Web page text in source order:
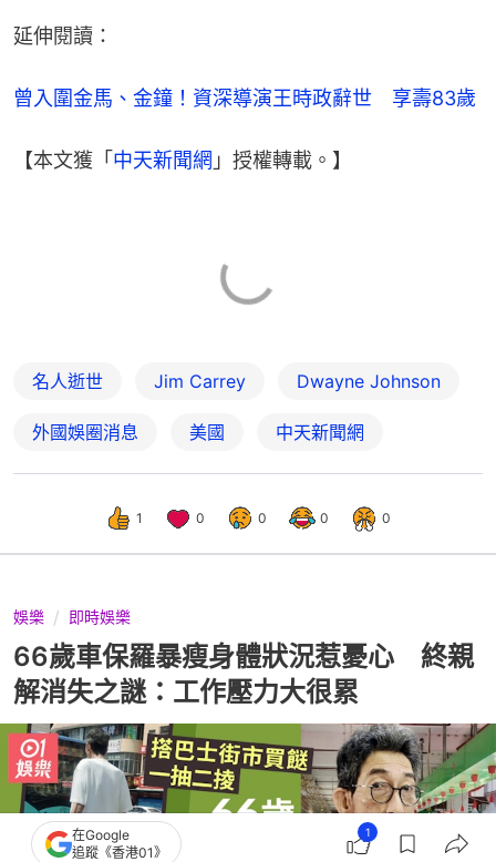
延伸閱讀：
曾入圍金馬、金鐘！資深導演王時政辭世　享壽83歲
【本文獲「 中天新聞網 」授權轉載。】
名人逝世 Jim Carrey Dwayne Johnson
外國娛圈消息 美國 中天新聞網
1 0 0 0 0
娛樂 即時娛樂
66歲車保羅暴瘦身體狀況惹憂心 終親
解消失之謎：工作壓力大很累
在Google
追蹤《香港01》
1